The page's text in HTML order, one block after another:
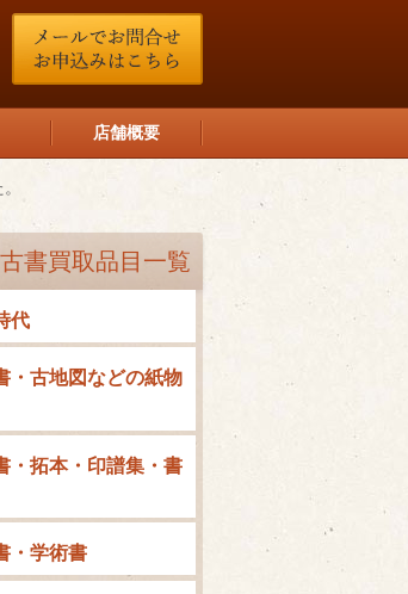
店舗概要
書買取品目一覧
代
・古地図などの紙物
・拓本・印譜集・書
・学術書